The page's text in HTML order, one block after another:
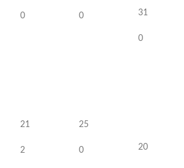
0 0 31
0
21
2
25
0 20